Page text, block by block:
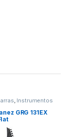
Instrumentos
GRG 131EX